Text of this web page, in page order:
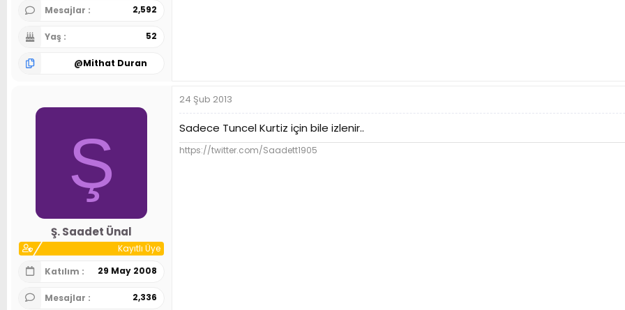
Mesajlar 2,592
Yaş 52
@Mithat Duran
Ş
Ş. Saadet Ünal
Kayıtlı Üye
Katılım
29 May 2008
Mesajlar 2,336
24 Şub 2013
Sadece Tuncel Kurtiz için bile izlenir..
https://twitter.com/Saadett1905